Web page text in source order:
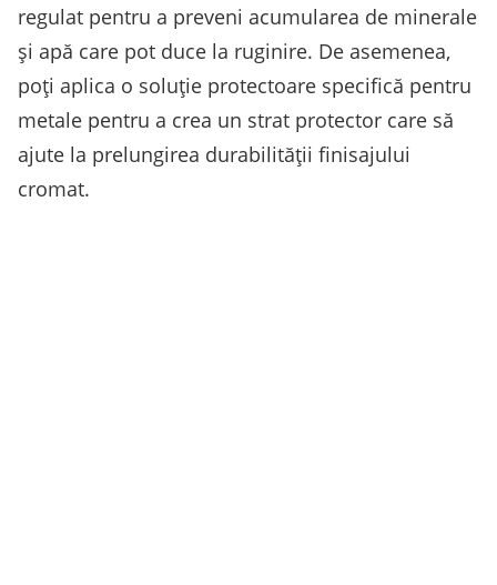
regulat pentru a preveni acumularea de minerale
și apă care pot duce la ruginire. De asemenea,
poți aplica o soluție protectoare specifică pentru
metale pentru a crea un strat protector care să
ajute la prelungirea durabilității finisajului
cromat.